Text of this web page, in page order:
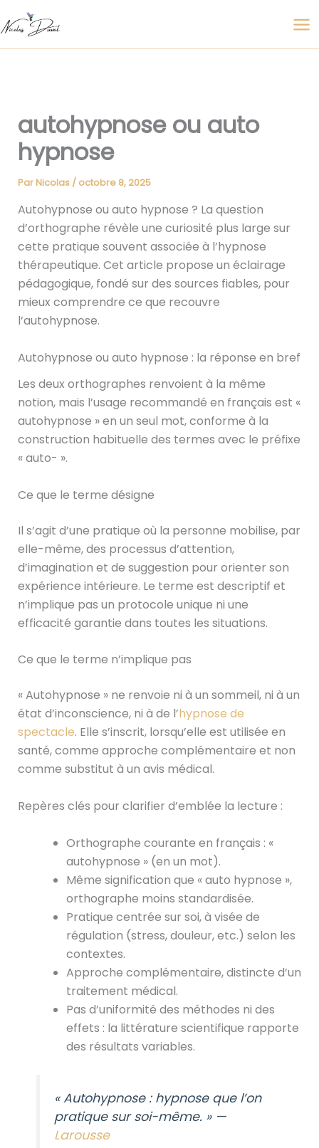
au
contenu
autohypnose ou auto
hypnose
ParNicolas / octobre 8, 2025
Autohypnose ou auto hypnose ? La question
d’orthographe révèle une curiosité plus large sur
cette pratique souvent associée à l’hypnose
thérapeutique. Cet article propose un éclairage
pédagogique, fondé sur des sources fiables, pour
mieux comprendre ce que recouvre
l’autohypnose.
Autohypnose ou auto hypnose : la réponse en bref
Les deux orthographes renvoient à la même
notion, mais l’usage recommandé en français est «
autohypnose » en un seul mot, conforme à la
construction habituelle des termes avec le préfixe
« auto- ».
Ce que le terme désigne
Il s’agit d’une pratique où la personne mobilise, par
elle-même, des processus d’attention,
d’imagination et de suggestion pour orienter son
expérience intérieure. Le terme est descriptif et
n’implique pas un protocole unique ni une
efficacité garantie dans toutes les situations.
Ce que le terme n’implique pas
« Autohypnose » ne renvoie ni à un sommeil, ni à un
état d’inconscience, ni à de l’hypnose de
spectacle. Elle s’inscrit, lorsqu’elle est utilisée en
santé, comme approche complémentaire et non
comme substitut à un avis médical.
Repères clés pour clarifier d’emblée la lecture :
Orthographe courante en français : «
autohypnose » (en un mot).
Même signification que « auto hypnose »,
orthographe moins standardisée.
Pratique centrée sur soi, à visée de
régulation (stress, douleur, etc.) selon les
contextes.
Approche complémentaire, distincte d’un
traitement médical.
Pas d’uniformité des méthodes ni des
effets : la littérature scientifique rapporte
des résultats variables.
« Autohypnose : hypnose que l’on
pratique sur soi-même. » —
Larousse